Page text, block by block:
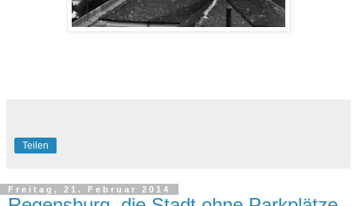
Teilen
Freitag, 21. Februar 2014